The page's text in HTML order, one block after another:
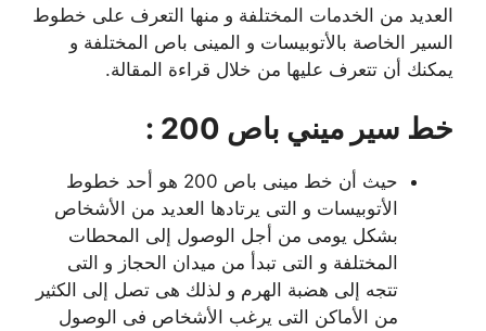
العديد من الخدمات المختلفة و منها التعرف على خطوط
السير الخاصة بالأتوبيسات و المينى باص المختلفة و
يمكنك أن تتعرف عليها من خلال قراءة المقالة.
خط سير ميني باص 200 :
حيث أن خط مينى باص 200 هو أحد خطوط
الأتوبيسات و التى يرتادها العديد من الأشخاص
بشكل يومى من أجل الوصول إلى المحطات
المختلفة و التى تبدأ من ميدان الحجاز و التى
تتجه إلى هضبة الهرم و لذلك هى تصل إلى الكثير
من الأماكن التى يرغب الأشخاص فى الوصول